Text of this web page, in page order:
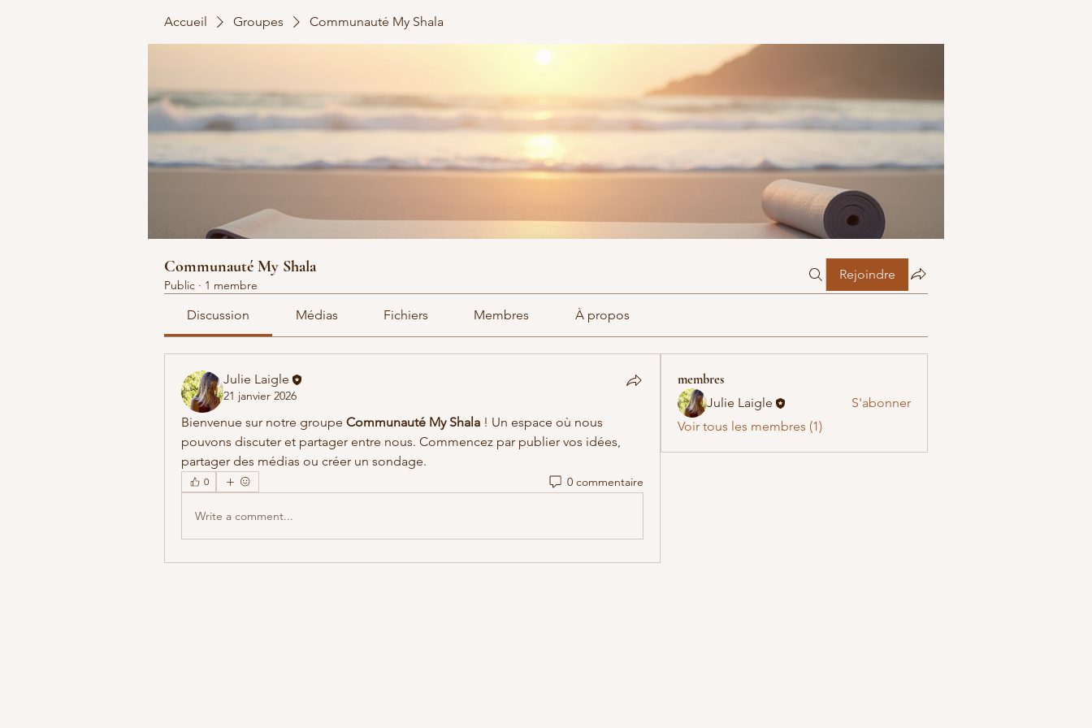
Accueil Groupes Communauté My Shala
Communauté My Shala
Public · 1 membre
Rejoindre
Discussion Médias Fichiers Membres À propos
Julie Laigle
21 janvier 2026
Bienvenue sur notre groupe Communauté My Shala ! Un espace où nous
pouvons discuter et partager entre nous. Commencez par publier vos idées,
partager des médias ou créer un sondage.
0 0 commentaire
Write a comment...
membres
Julie Laigle
S'abonner
Voir tous les membres (1)